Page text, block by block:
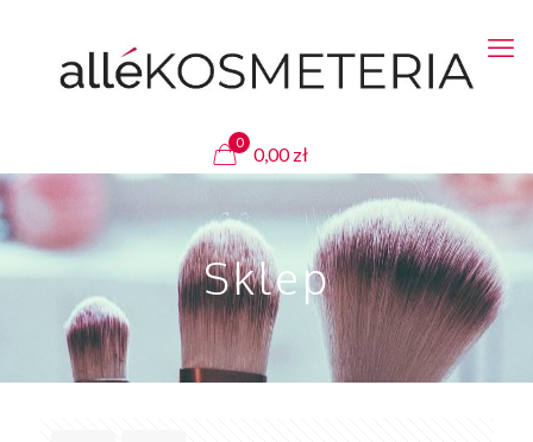
0
0,00zł
Sklep